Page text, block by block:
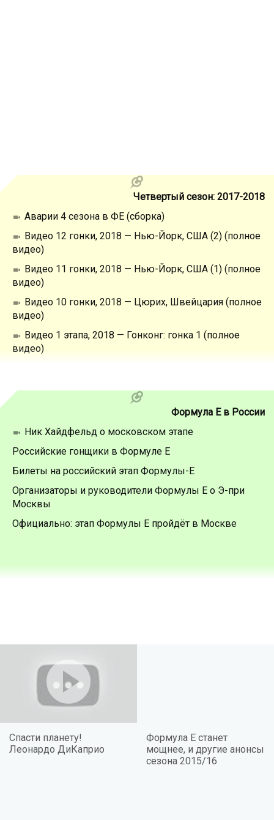
Четвертый сезон: 2017-2018
Аварии 4 сезона в ФЕ (сборка)
Видео 12 гонки, 2018 — Нью-Йорк, США (2) (полное
видео)
Видео 11 гонки, 2018 — Нью-Йорк, США (1) (полное
видео)
Видео 10 гонки, 2018 — Цюрих, Швейцария (полное
видео)
Видео 1 этапа, 2018 — Гонконг: гонка 1 (полное
видео)
Формула Е в России
Ник Хайдфельд о московском этапе
Российские гонщики в Формуле Е
Билеты на российский этап Формулы-Е
Организаторы и руководители Формулы Е о Э-при
Москвы
Официально: этап Формулы Е пройдёт в Москве
Спасти планету!
Леонардо ДиКаприо
Формула Е станет
мощнее, и другие анонсы
сезона 2015/16